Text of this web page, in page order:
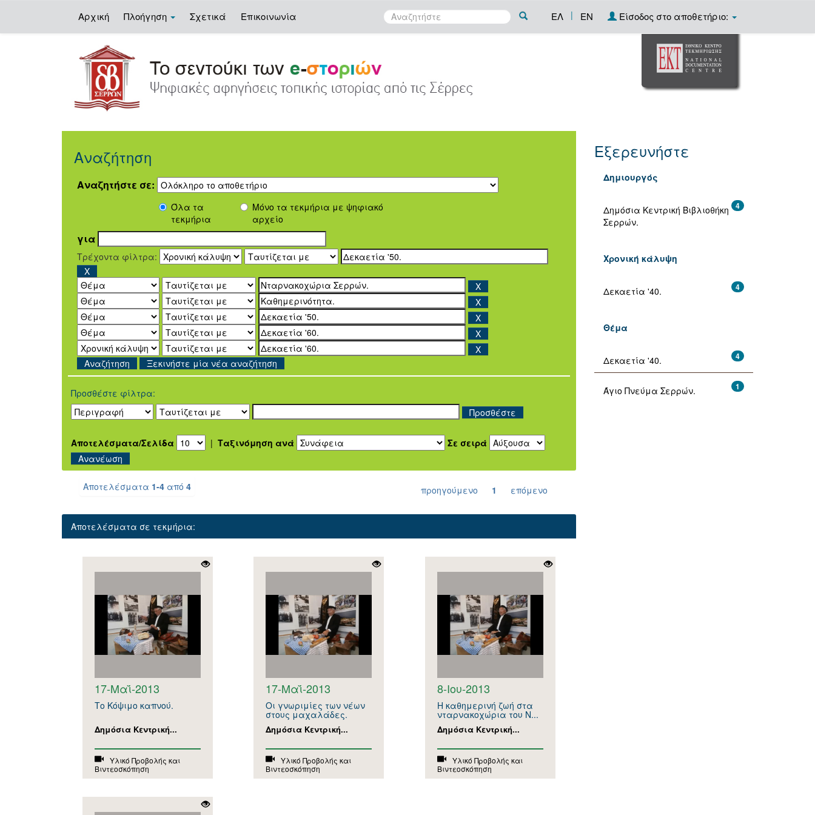
Αρχική Πλοήγηση Σχετικά Επικοινωνία ΕΛ | EN Είσοδος στο αποθετήριο:
Αναζήτηση
Αναζητήστε σε:
Όλα τα
τεκμήρια
Μόνο τα τεκμήρια με ψηφιακό
αρχείο
για
Τρέχοντα φίλτρα:
Ξεκινήστε μία νέα αναζήτηση
Προσθέστε φίλτρα:
Αποτελέσματα/Σελίδα | Ταξινόμηση ανά Σε σειρά
Αποτελέσματα 1-4 από 4 προηγούμενο 1 επόμενο
Αποτελέσματα σε τεκμήρια:
17-Μαΐ-2013
Το Κόψιμο καπνού.
Δημόσια Κεντρική...
Υλικό Προβολής και
Βιντεοσκόπηση
17-Μαΐ-2013
Οι γνωριμίες των νέων
στους μαχαλάδες.
Δημόσια Κεντρική...
Υλικό Προβολής και
Βιντεοσκόπηση
8-Ιου-2013
Η καθημερινή ζωή στα
νταρνακοχώρια του Ν...
Δημόσια Κεντρική...
Υλικό Προβολής και
Βιντεοσκόπηση
Εξερευνήστε
Δημιουργός
4
Δημόσια Κεντρική Βιβλιοθήκη
Σερρών.
Χρονική κάλυψη
4
Δεκαετία '40.
Θέμα
4
Δεκαετία '40.
1
Άγιο Πνεύμα Σερρών.